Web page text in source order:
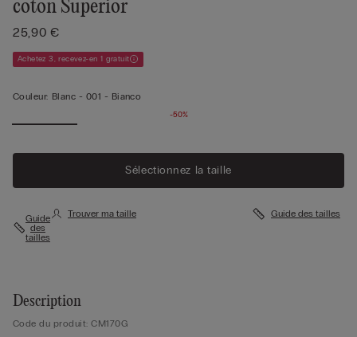
coton Superior
25,90 €
Achetez 3, recevez-en 1 gratuit
Couleur: Blanc - 001 - Bianco
-50%
Sélectionnez la taille
Guide
des
tailles
Trouver ma taille Guide des tailles
Description
Code du produit: CM170G